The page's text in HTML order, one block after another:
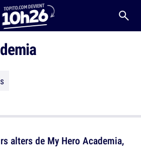
alters de My Hero Academia,